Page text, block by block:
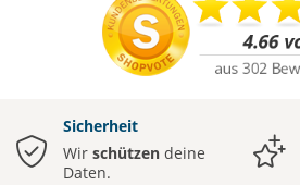
Sicherheit
Wir schützen deine
Daten.